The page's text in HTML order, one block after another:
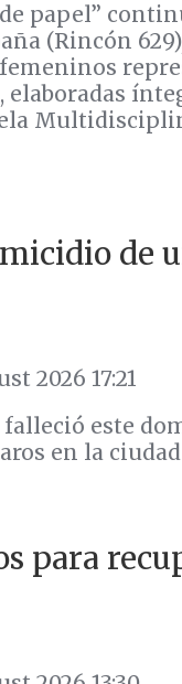
papel”
(Rincón
de
2026 17:21
falleció este
en la
para